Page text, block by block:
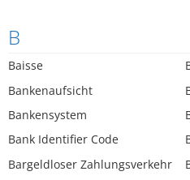
B
Baisse
Bankenaufsicht
Bankensystem
Bank Identifier Code
Bargeldloser Zahlungsverkehr